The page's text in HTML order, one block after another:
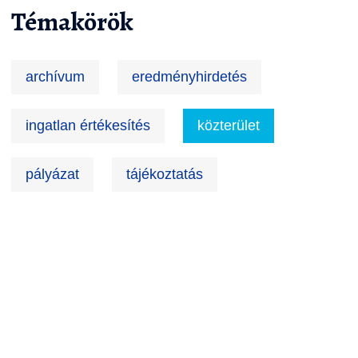
Témakörök
archívum eredményhirdetés
ingatlan értékesítés közterület
pályázat tájékoztatás